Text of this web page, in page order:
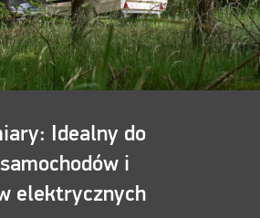
Idealny do
i
elektrycznych